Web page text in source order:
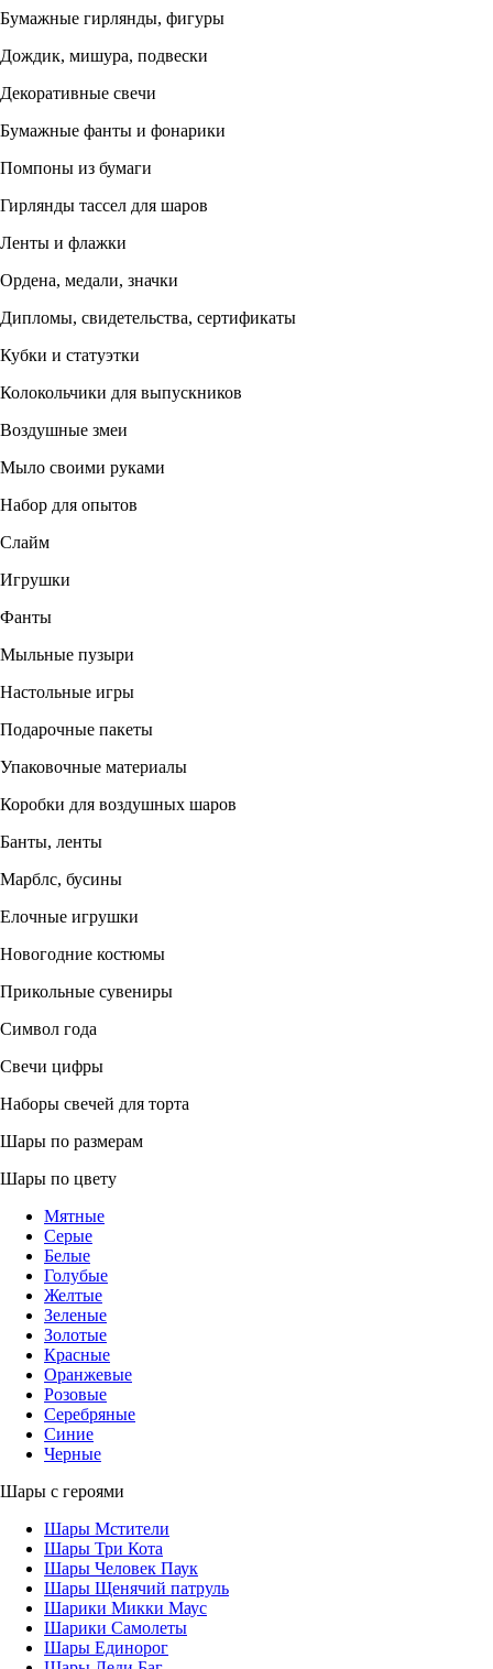
Бумажные гирлянды, фигуры
Дождик, мишура, подвески
Декоративные свечи
Бумажные фанты и фонарики
Помпоны из бумаги
Гирлянды тассел для шаров
Ленты и флажки
Ордена, медали, значки
Дипломы, свидетельства, сертификаты
Кубки и статуэтки
Колокольчики для выпускников
Воздушные змеи
Мыло своими руками
Набор для опытов
Слайм
Игрушки
Фанты
Мыльные пузыри
Настольные игры
Подарочные пакеты
Упаковочные материалы
Коробки для воздушных шаров
Банты, ленты
Марблс, бусины
Елочные игрушки
Новогодние костюмы
Прикольные сувениры
Символ года
Свечи цифры
Наборы свечей для торта
Шары по размерам
Шары по цвету
Мятные
Серые
Белые
Голубые
Желтые
Зеленые
Золотые
Красные
Оранжевые
Розовые
Серебряные
Синие
Черные
Шары с героями
Шары Мстители
Шары Три Кота
Шары Человек Паук
Шары Щенячий патруль
Шарики Микки Маус
Шарики Самолеты
Шары Единорог